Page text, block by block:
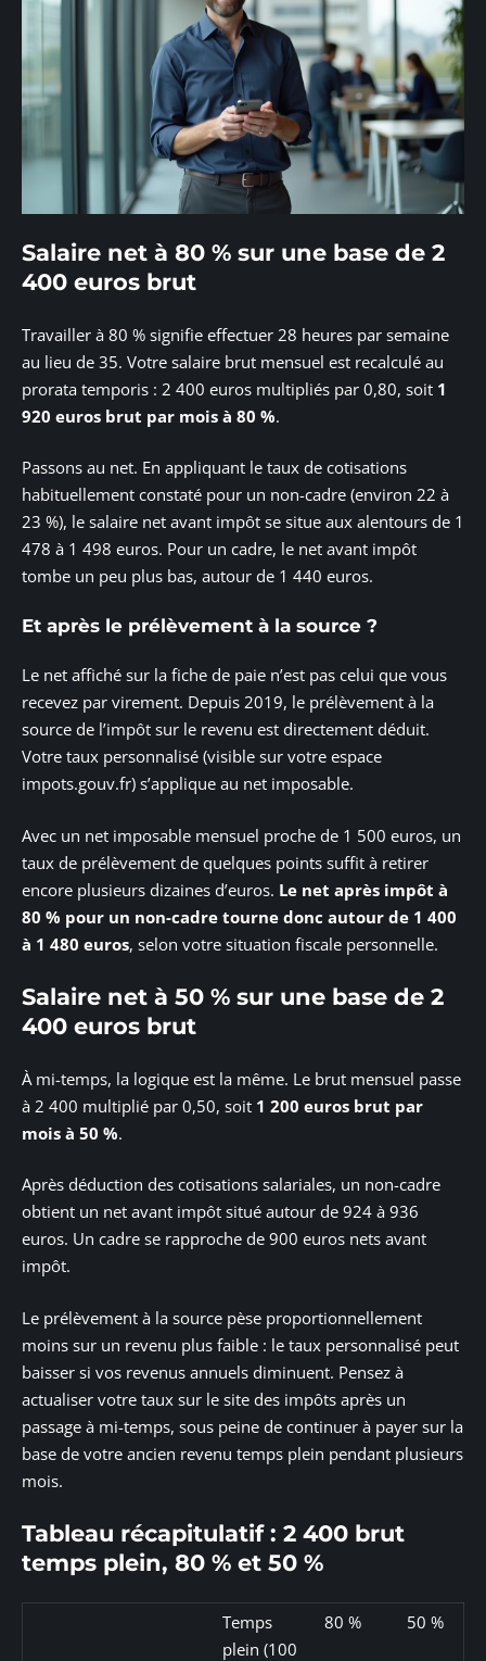
Salaire net à 80 % sur une base de 2
400 euros brut
Travailler à 80 % signifie effectuer 28 heures par semaine
au lieu de 35. Votre salaire brut mensuel est recalculé au
prorata temporis : 2 400 euros multipliés par 0,80, soit 1
920 euros brut par mois à 80 %.
Passons au net. En appliquant le taux de cotisations
habituellement constaté pour un non-cadre (environ 22 à
23 %), le salaire net avant impôt se situe aux alentours de 1
478 à 1 498 euros. Pour un cadre, le net avant impôt
tombe un peu plus bas, autour de 1 440 euros.
Et après le prélèvement à la source ?
Le net affiché sur la fiche de paie n’est pas celui que vous
recevez par virement. Depuis 2019, le prélèvement à la
source de l’impôt sur le revenu est directement déduit.
Votre taux personnalisé (visible sur votre espace
impots.gouv.fr) s’applique au net imposable.
Avec un net imposable mensuel proche de 1 500 euros, un
taux de prélèvement de quelques points suffit à retirer
encore plusieurs dizaines d’euros. Le net après impôt à
80 % pour un non-cadre tourne donc autour de 1 400
à 1 480 euros, selon votre situation fiscale personnelle.
Salaire net à 50 % sur une base de 2
400 euros brut
À mi-temps, la logique est la même. Le brut mensuel passe
à 2 400 multiplié par 0,50, soit 1 200 euros brut par
mois à 50 %.
Après déduction des cotisations salariales, un non-cadre
obtient un net avant impôt situé autour de 924 à 936
euros. Un cadre se rapproche de 900 euros nets avant
impôt.
Le prélèvement à la source pèse proportionnellement
moins sur un revenu plus faible : le taux personnalisé peut
baisser si vos revenus annuels diminuent. Pensez à
actualiser votre taux sur le site des impôts après un
passage à mi-temps, sous peine de continuer à payer sur la
base de votre ancien revenu temps plein pendant plusieurs
mois.
Tableau récapitulatif : 2 400 brut
temps plein, 80 % et 50 %
Temps
plein (100
80 % 50 %